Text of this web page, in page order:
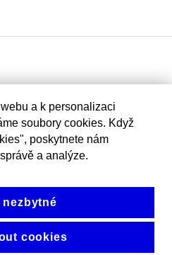
a k personalizaci
soubory cookies. Když
poskytnete nám
a analýze.
nezbytné
cookies